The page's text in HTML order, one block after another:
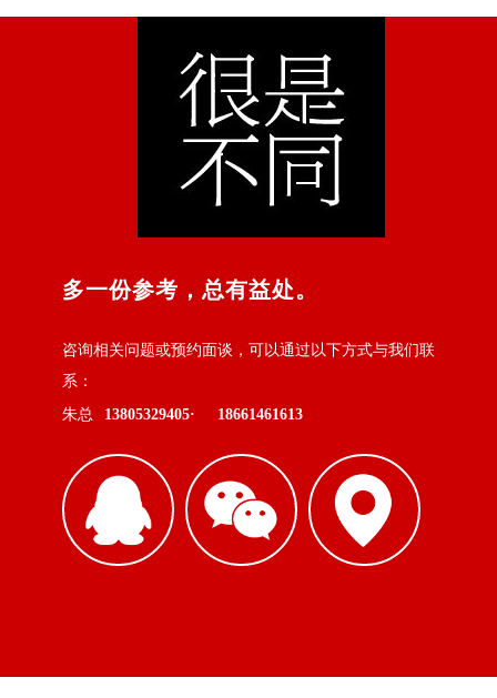
多一份参考，总有益处。
咨询相关问题或预约面谈，可以通过以下方式与我们联
系：
朱总
13805329405· 18661461613